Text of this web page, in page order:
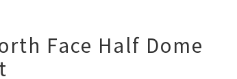
Face Half Dome